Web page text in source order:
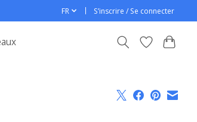
FR S’inscrire / Se connecter